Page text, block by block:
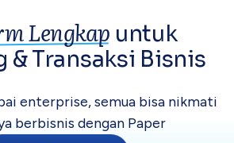
Lengkap untuk
&Transaksi Bisnis
enterprise, semua bisa nikmati
berbisnis dengan Paper